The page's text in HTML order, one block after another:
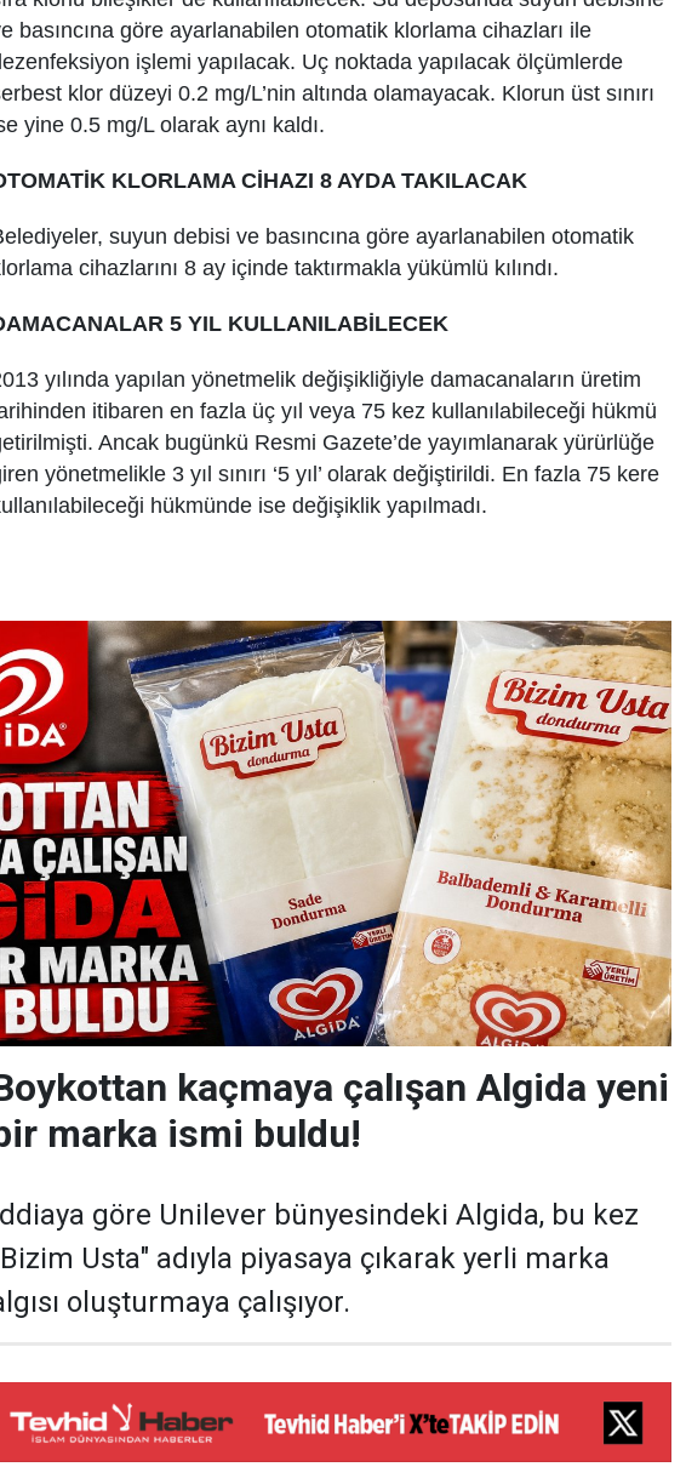
basıncına göre ayarlanabilen otomatik klorlama cihazları ile
işlemi yapılacak. Uç noktada yapılacak ölçümlerde
klor düzeyi 0.2 mg/L’nin altında olamayacak. Klorun üst sınırı
yine 0.5 mg/L olarak aynı kaldı.
KLORLAMA CİHAZI 8 AYDA TAKILACAK
suyun debisi ve basıncına göre ayarlanabilen otomatik
cihazlarını 8 ay içinde taktırmakla yükümlü kılındı.
5 YIL KULLANILABİLECEK
yılında yapılan yönetmelik değişikliğiyle damacanaların üretim
itibaren en fazla üç yıl veya 75 kez kullanılabileceği hükmü
Ancak bugünkü Resmi Gazete’de yayımlanarak yürürlüğe
yönetmelikle 3 yıl sınırı ‘5 yıl’ olarak değiştirildi. En fazla 75 kere
hükmünde ise değişiklik yapılmadı.
kaçmaya çalışan Algida yeni
marka ismi buldu!
göre Unilever bünyesindeki Algida, bu kez
Usta" adıyla piyasaya çıkarak yerli marka
oluşturmaya çalışıyor.